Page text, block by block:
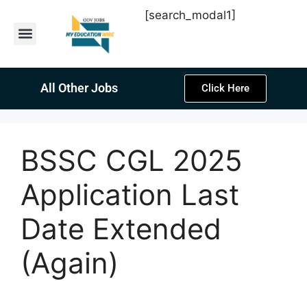
[search_modal1]
All Other Jobs Click Here
BSSC CGL 2025
Application Last
Date Extended
(Again)